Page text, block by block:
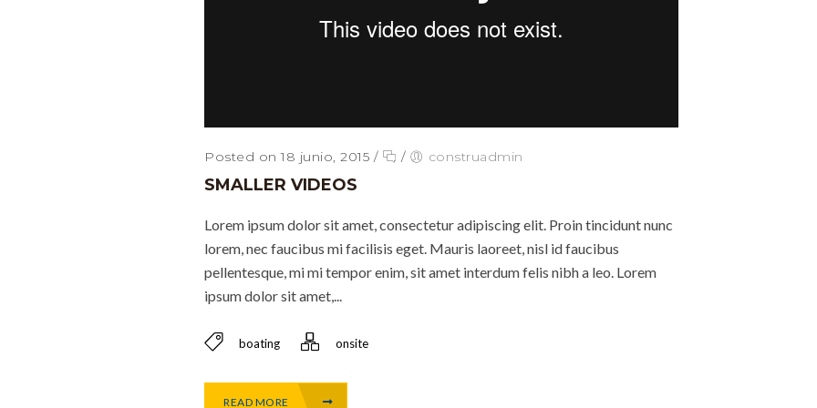
Posted on 18 junio, 2015 / / construadmin
SMALLER VIDEOS
Lorem ipsum dolor sit amet, consectetur adipiscing elit. Proin tincidunt nunc
lorem, nec faucibus mi facilisis eget. Mauris laoreet, nisl id faucibus
pellentesque, mi mi tempor enim, sit amet interdum felis nibh a leo. Lorem
ipsum dolor sit amet,...
boating onsite
READ MORE